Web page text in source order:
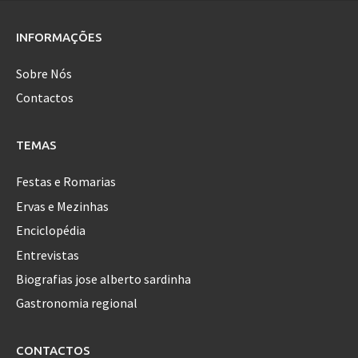
INFORMAÇÕES
Sobre Nós
Contactos
TEMAS
Festas e Romarias
Ervas e Mezinhas
Enciclopédia
Entrevistas
Biografias jose alberto sardinha
Gastronomia regional
CONTACTOS